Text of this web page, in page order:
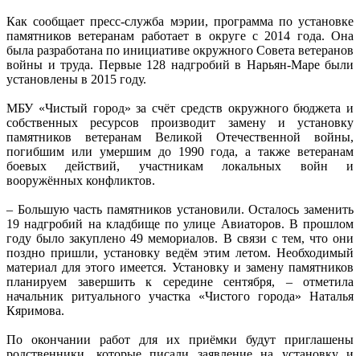
Как сообщает пресс-служба мэрии, программа по установке
памятников ветеранам работает в округе с 2014 года. Она
была разработана по инициативе окружного Совета ветеранов
войны и труда. Первые 128 надгробий в Нарьян-Маре были
установлены в 2015 году.
МБУ «Чистый город» за счёт средств окружного бюджета и
собственных ресурсов производит замену и установку
памятников ветеранам Великой Отечественной войны,
погибшим или умершим до 1990 года, а также ветеранам
боевых действий, участникам локальных войн и
вооружённых конфликтов.
– Большую часть памятников установили. Осталось заменить
19 надгробий на кладбище по улице Авиаторов. В прошлом
году было закуплено 49 мемориалов. В связи с тем, что они
поздно пришли, установку ведём этим летом. Необходимый
материал для этого имеется. Установку и замену памятников
планируем завершить к середине сентября, – отметила
начальник ритуального участка «Чистого города» Наталья
Кяримова.
По окончании работ для их приёмки будут приглашены